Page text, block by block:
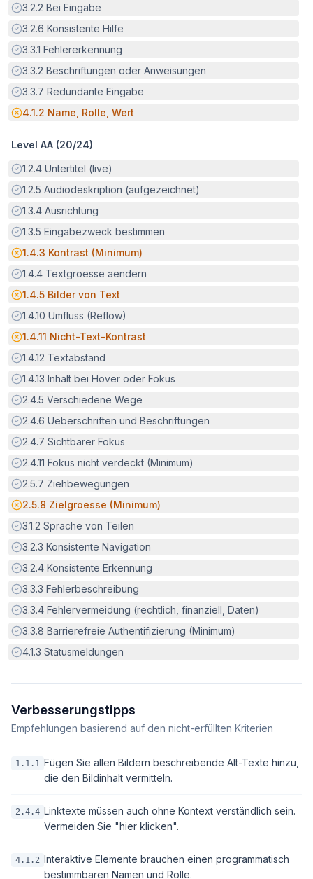
Erfüllt:
3.2.2 Bei Eingabe
Erfüllt:
3.2.6 Konsistente Hilfe
Erfüllt:
3.3.1 Fehlererkennung
Erfüllt:
3.3.2 Beschriftungen oder Anweisungen
Erfüllt:
3.3.7 Redundante Eingabe
Potenzielle Barriere:
4.1.2 Name, Rolle, Wert
Level AA (20/24)
Erfüllt:
1.2.4 Untertitel (live)
Erfüllt:
1.2.5 Audiodeskription (aufgezeichnet)
Erfüllt:
1.3.4 Ausrichtung
Erfüllt:
1.3.5 Eingabezweck bestimmen
Potenzielle Barriere:
1.4.3 Kontrast (Minimum)
Erfüllt:
1.4.4 Textgroesse aendern
Potenzielle Barriere:
1.4.5 Bilder von Text
Erfüllt:
1.4.10 Umfluss (Reflow)
Potenzielle Barriere:
1.4.11 Nicht-Text-Kontrast
Erfüllt:
1.4.12 Textabstand
Erfüllt:
1.4.13 Inhalt bei Hover oder Fokus
Erfüllt:
2.4.5 Verschiedene Wege
Erfüllt:
2.4.6 Ueberschriften und Beschriftungen
Erfüllt:
2.4.7 Sichtbarer Fokus
Erfüllt:
2.4.11 Fokus nicht verdeckt (Minimum)
Erfüllt:
2.5.7 Ziehbewegungen
Potenzielle Barriere:
2.5.8 Zielgroesse (Minimum)
Erfüllt:
3.1.2 Sprache von Teilen
Erfüllt:
3.2.3 Konsistente Navigation
Erfüllt:
3.2.4 Konsistente Erkennung
Erfüllt:
3.3.3 Fehlerbeschreibung
Erfüllt:
3.3.4 Fehlervermeidung (rechtlich, finanziell, Daten)
Erfüllt:
3.3.8 Barrierefreie Authentifizierung (Minimum)
Erfüllt:
4.1.3 Statusmeldungen
Verbesserungstipps
Empfehlungen basierend auf den nicht-erfüllten Kriterien
1.1.1 Fügen Sie allen Bildern beschreibende Alt-Texte hinzu,
die den Bildinhalt vermitteln.
2.4.4 Linktexte müssen auch ohne Kontext verständlich sein.
Vermeiden Sie "hier klicken".
4.1.2 Interaktive Elemente brauchen einen programmatisch
bestimmbaren Namen und Rolle.